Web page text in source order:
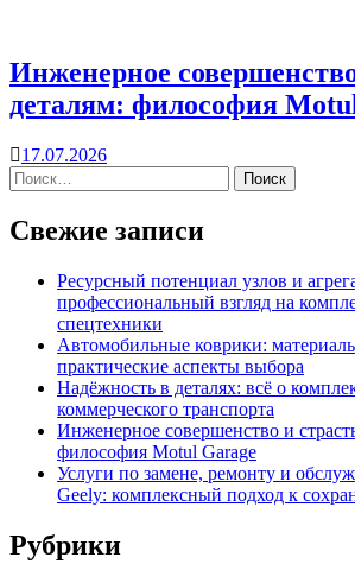
Инженерное
деталям: философия
17.07.2026
Свежие записи
Ресурсный потенциал узлов и
профессиональный взгляд на
спецтехники
Автомобильные коврики:
практические аспекты выбора
Надёжность в деталях: всё о
коммерческого транспорта
Инженерное совершенство и
философия Motul Garage
Услуги по замене, ремонту и
Geely: комплексный подход к
Рубрики